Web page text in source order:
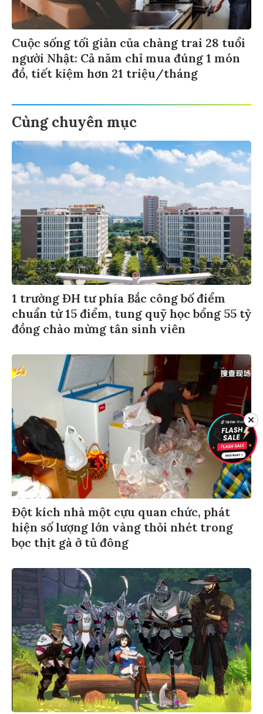
Cuộc sống tối giản của chàng trai 28 tuổi
người Nhật: Cả năm chỉ mua đúng 1 món
đồ, tiết kiệm hơn 21 triệu/tháng
Cùng chuyên mục
1 trường ĐH tư phía Bắc công bố điểm
chuẩn từ 15 điểm, tung quỹ học bổng 55 tỷ
đồng chào mừng tân sinh viên
Đột kích nhà một cựu quan chức, phát
hiện số lượng lớn vàng thỏi nhét trong
bọc thịt gà ở tủ đông
✕